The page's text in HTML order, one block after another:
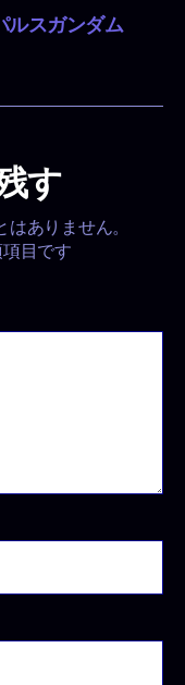
ルスガンダム
す
ありません。
目です